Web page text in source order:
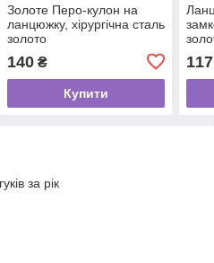
Золоте Перо-кулон на
ланцюжку, хірургічна сталь
золото
140₴
Купити
117
за рік